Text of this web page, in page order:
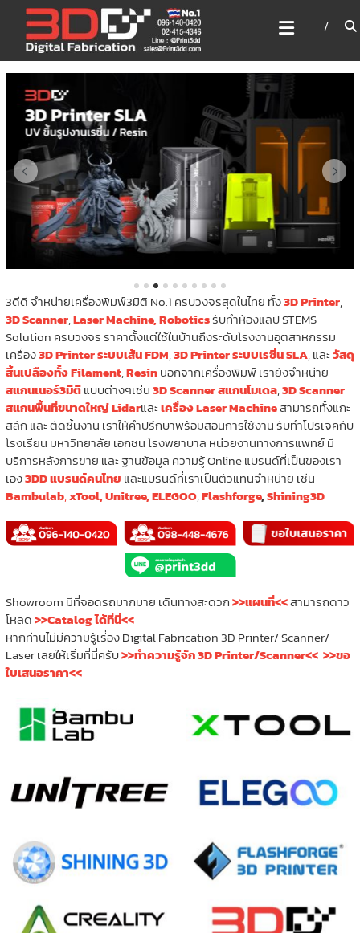
content
3DD DIGITAL FABRICATION
เครื่องพิมพ์3มิติ สแกนเนอร์
เลเซอร์
Laser
3ดีดี จำหน่ายเครื่องพิมพ์3มิติ No.1 ครบวงจรสุดในไทย ทั้ง3D Printer,
3D Scanner,Laser Machine,Roboticsรับทำห้องแลป STEMS
Solution ครบวงจร ราคาตั้งแต่ใช้ในบ้านถึงระดับโรงงานอุตสาหกรรม
เครื่อง3D Printer ระบบเส้น FDM,3D Printer ระบบเรซิ่น SLA, และวัสดุ
สิ้นเปลืองทั้ง Filament,Resinนอกจากเครื่องพิมพ์ เรายังจำหน่าย
สแกนเนอร์3มิติแบบต่างๆเช่น3D Scanner สแกนโมเดล,3D Scanner
สแกนพื้นที่ขนาดใหญ่ Lidarและเครื่อง Laser Machineสามารถทั้งแกะ
สลัก และ ตัดชิ้นงาน เราให้คำปรึกษาพร้อมสอนการใช้งาน รับทำโปรเจคกับ
โรงเรียน มหาวิทยาลัย เอกชน โรงพยาบาล หน่วยงานทางการแพทย์ มี
บริการหลังการขาย และ ฐานข้อมูล ความรู้ Online แบรนด์ที่เป็นของเรา
เอง3DD แบรนด์คนไทย และแบรนด์ที่เราเป็นตัวแทนจำหน่าย เช่น
Bambulab,xTool,Unitree,ELEGOO,Flashforge,Shining3D
Showroom มีที่จอดรถมากมาย เดินทางสะดวก>>แผนที่<<สามารถดาว
โหลด>>Catalog ได้ที่นี่<<
หากท่านไม่มีความรู้เรื่อง Digital Fabrication 3D Printer/ Scanner/
Laser เลยให้เริ่มที่นี่ครับ>>ทำความรู้จัก 3D Printer/Scanner<< >>ขอ
ใบเสนอราคา<<